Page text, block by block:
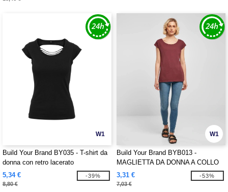
W1
Build Your Brand BY035 - T-shirt da
donna con retro lacerato
5,34 €
8,80 €
-39%
W1
Build Your Brand BYB013 -
MAGLIETTA DA DONNA A COLLO
AMPIO
3,31 €
7,03 €
-53%